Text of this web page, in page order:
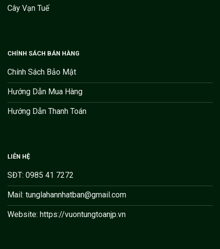
Cây Vạn Tuế
CHÍNH SÁCH BÁN HÀNG
Chính Sách Bảo Mật
Hướng Dẫn Mua Hàng
Hướng Dẫn Thanh Toán
LIÊN HỆ
SĐT: 0985 41 7272
Mail: tunglahannhatban@gmail.com
Website: https://vuontungtoanjp.vn